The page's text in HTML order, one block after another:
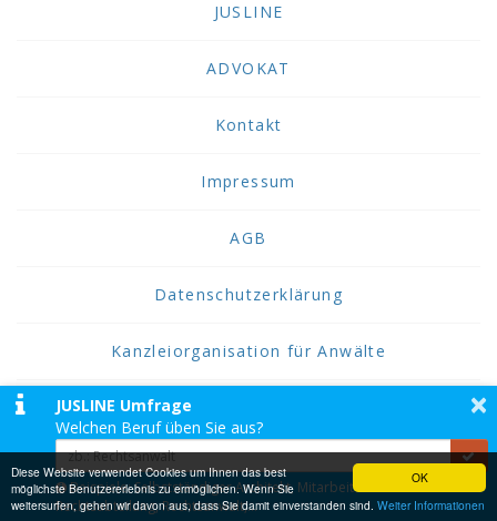
OK
Diese Website verwendet Cookies um Ihnen das best
möglichste Benutzererlebnis zu ermöglichen. Wenn Sie
weitersurfen, gehen wir davon aus, dass Sie damit einverstanden sind. Weiter Informationen
JUSLINE
ADVOKAT
Kontakt
Impressum
AGB
Datenschutzerklärung
Kanzleiorganisation für Anwälte
JUSLINE® ist eine Marke der ADVOKAT
Unternehmensberatung Greiter & Greiter GmbH.
×
JUSLINE Umfrage
Welchen Beruf üben Sie aus?
Beispiele: Selbstständiger Architekt, Mitarbeiter einer
Rechtsabteilung, Rechtsanwalt,...